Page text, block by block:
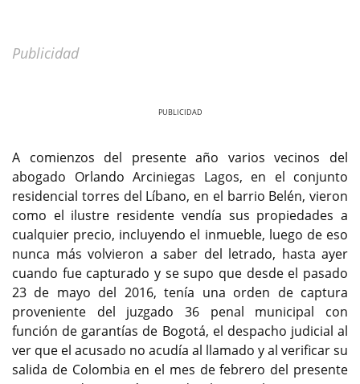
Publicidad
A comienzos del presente año varios vecinos del
abogado Orlando Arciniegas Lagos, en el conjunto
residencial torres del Líbano, en el barrio Belén, vieron
como el ilustre residente vendía sus propiedades a
cualquier precio, incluyendo el inmueble, luego de eso
nunca más volvieron a saber del letrado, hasta ayer
cuando fue capturado y se supo que desde el pasado
23 de mayo del 2016, tenía una orden de captura
proveniente del juzgado 36 penal municipal con
función de garantías de Bogotá, el despacho judicial al
ver que el acusado no acudía al llamado y al verificar su
salida de Colombia en el mes de febrero del presente